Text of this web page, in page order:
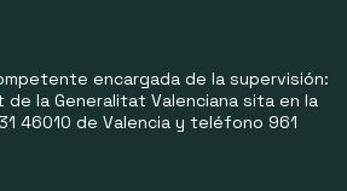
encargada de la supervisión:
de la Generalitat Valenciana sita en la
46010 de Valencia y teléfono 961